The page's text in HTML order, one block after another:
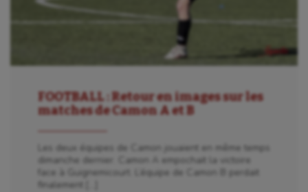
FOOTBALL : Retour en images sur les
matches de Camon A et B
Les deux équipes de Camon jouaient en même temps
dimanche dernier. Camon A empochait la victoire
face à Guignemicourt. L’équipe de Camon B perdait
finalement […]